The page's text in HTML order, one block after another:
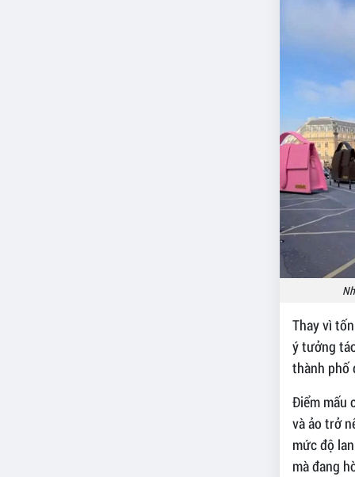
Thay vì
ý tưởng
thành phố
Điểm mấu
và ảo trở
mức độ
mà đang